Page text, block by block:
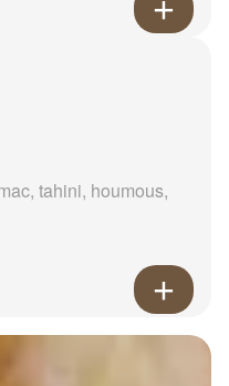
tahini, houmous,